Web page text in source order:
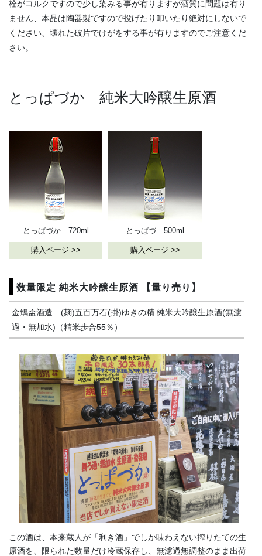
栓がコルクですので少し染みる事が有りますが酒質に問題は有り
ません、本品は陶器製ですので投げたり叩いたり絶対にしないで
ください、壊れた破片でけがをする事が有りますのでご注意くだ
さい。
とっぱづか 純米大吟醸生原酒
とっぱづか 720ml
購入ページ >>
とっぱづ 500ml
購入ページ >>
数量限定 純米大吟醸生原酒 【量り売り】
金鵄盃酒造 (麹)五百万石(掛)ゆきの精 純米大吟醸生原酒(無濾
過・無加水)（精米歩合55％）
この酒は、本来蔵人が「利き酒」でしか味わえない搾りたての生
原酒を、限られた数量だけ冷蔵保存し、無濾過無調整のまま出荷